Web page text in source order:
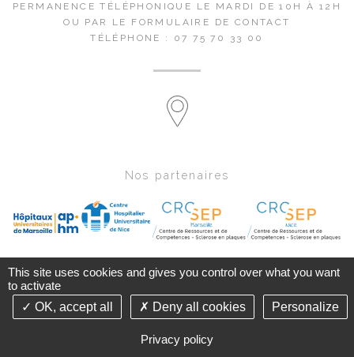
PERMANENCE TÉLÉPHONIQUE LE MARDI DE 10H À 12H
OU PAR LE FORMULAIRE DE CONTACT
TÉLÉPHONE : 07 75 70 33 00
Nos partenaires
©2018-26 PACASEP - TOUS DROITS RÉSERVÉS - CONCEPTION & RÉALISATION :
MENTIONS LÉGALES
PLAN DU SITE
This site uses cookies and gives you control over what you want
to activate
OK, accept all
Deny all cookies Personalize
Privacy policy